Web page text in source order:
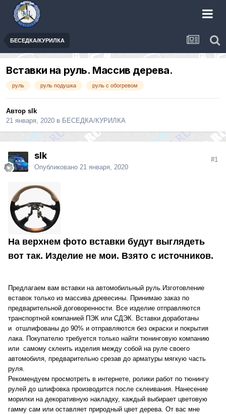
БЕСЕДКА/КУРИЛКА
Вставки на руль. Массив дерева.
руль руль подушка руль с обогревом
Автор slk
21 января, 2020 в БЕСЕДКА/КУРИЛКА
slk
Опубликовано 21 января, 2020
#1
На верхнем фото вставки будут выглядеть
вот так. Изделие не мои. Взято с источников.
Предлагаем вам вставки на автомобильный руль.Изготовление
вставок только из массива древесины. Принимаю заказ по
предварительной договоренности. Все изделие отправляются
транспортной компанией ПЭК или СДЭК. Вставки доработаны
и отшлифованы до 90% и отправляются без окраски и покрытия
лака. Покупателю требуется только найти тюнинговую компанию
или самому склеить изделия между собой на руле своего
автомобиля, предварительно срезав до арматуры мягкую часть
руля.
Рекомендуем просмотреть в интернете, ролики работ по тюнингу
рулей до шлифовка производится после склеивания. Нанесение
морилки на декоративную накладку, каждый выбирает цветовую
гамму сам или оставляет природный цвет дерева. От вас мне